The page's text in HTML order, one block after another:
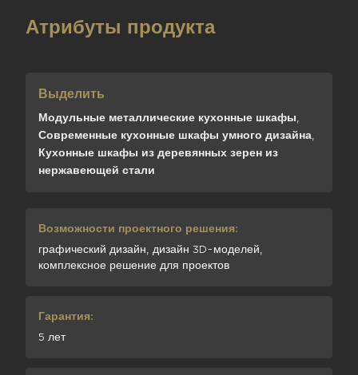
Атрибуты продукта
Выделить
Модульные металлические кухонные шкафы,
Современные кухонные шкафы умного дизайна,
Кухонные шкафы из деревянных зерен из
нержавеющей стали
Возможности проектного решения:
графический дизайн, дизайн 3D-моделей,
комплексное решение для проектов
Гарантия:
5 лет